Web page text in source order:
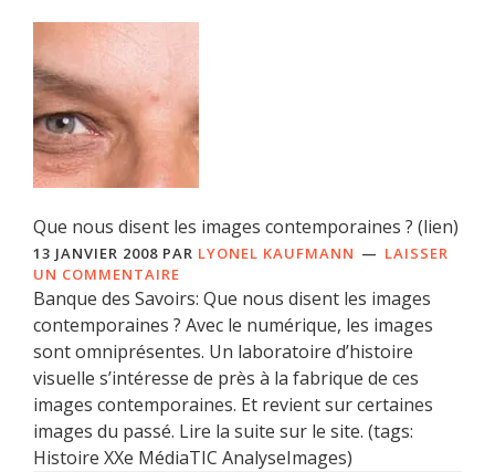
Que nous disent les images contemporaines ? (lien)
13 JANVIER 2008 PAR LYONEL KAUFMANN
LAISSER
UN COMMENTAIRE
Banque des Savoirs: Que nous disent les images
contemporaines ? Avec le numérique, les images
sont omniprésentes. Un laboratoire d’histoire
visuelle s’intéresse de près à la fabrique de ces
images contemporaines. Et revient sur certaines
images du passé. Lire la suite sur le site. (tags:
Histoire XXe MédiaTIC AnalyseImages)